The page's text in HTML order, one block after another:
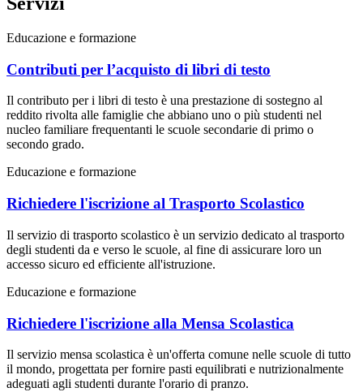
Educazione e formazione
Contributi per l’acquisto di libri di testo
Il contributo per i libri di testo è una prestazione di sostegno al
reddito rivolta alle famiglie che abbiano uno o più studenti nel
nucleo familiare frequentanti le scuole secondarie di primo o
secondo grado.
Educazione e formazione
Richiedere l'iscrizione al Trasporto Scolastico
Il servizio di trasporto scolastico è un servizio dedicato al trasporto
degli studenti da e verso le scuole, al fine di assicurare loro un
accesso sicuro ed efficiente all'istruzione.
Educazione e formazione
Richiedere l'iscrizione alla Mensa Scolastica
Il servizio mensa scolastica è un'offerta comune nelle scuole di tutto
il mondo, progettata per fornire pasti equilibrati e nutrizionalmente
adeguati agli studenti durante l'orario di pranzo.